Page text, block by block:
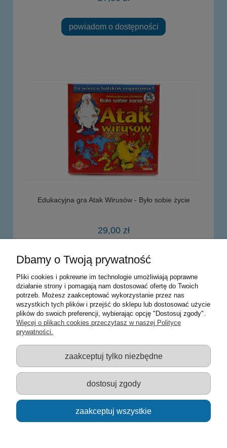
powiadom o dostępności
Edukacyjna gra Atak Wirusów - Było sobie życie
29,00 zł
powiadom o dostępności
Warunki zakupów
Moje konto
Informacje o sklepie
Sklep z zabawkami Łódź :: Hurownia zabawek :: Zabawki
edukacyjne :: Zestawy artystyczne :: Zabawki :: samochody Welly
:: Zabawkownia :: zabawki dla dzieci :: Lalki :: Klocki :: Artykuły
szkolne ::
Dbamy o Twoją prywatność
Pliki cookies i pokrewne im technologie umożliwiają poprawne
działanie strony i pomagają nam dostosować ofertę do Twoich
potrzeb. Możesz zaakceptować wykorzystanie przez nas
wszystkich tych plików i przejść do sklepu lub dostosować użycie
plików do swoich preferencji, wybierając opcję "Dostosuj zgody".
Więcej o plikach cookies przeczytasz w naszej Polityce
prywatności.
zaakceptuj tylko niezbędne
dostosuj zgody
zaakceptuj wszystkie